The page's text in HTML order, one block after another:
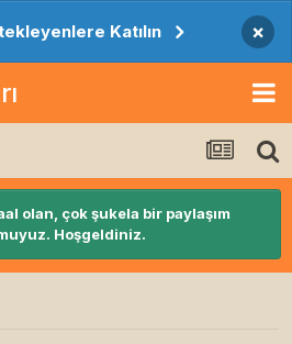
Katılın ×
olan, çok şukela bir paylaşım
Hoşgeldiniz.